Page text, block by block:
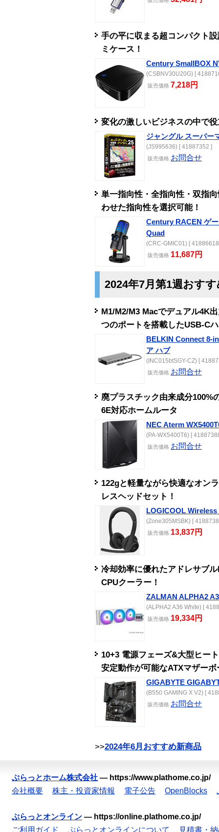
手の平に収まる超コンパクト
ミケース！
Century SmallBOX
(CSBNV30U20G) [
販売価格 7,218円
変化の激しいビジネスの中で
ジャングル スーパー
(JS995636) [ 41887352 ]
販売価格 お問合せ
単一指向性・全指向性・双指
わせた指向性を選択可能！
Century RACEN ゲ
Quad
(CRC-GMIC01) [
販売価格 11,687円
2024年7月第1週おす
M1/M2/M3 Macでデュアル4K
つのポートを搭載したUSB-C
BELKIN Connect 8-
ア ハブ
(INC015btSGY-CZ) [
販売価格 お問合せ
廃プラスチック由来成分100%
6E対応ホームルータ
NEC Aterm
(PA-WX5400T6) [
販売価格 お問合せ
122gと軽量ながら快適なオン
レスヘッドセット！
LOGICOOL
(Zone305MSBK) [
販売価格 13,837円
冷却効率に優れたアドレサブ
CPUクーラー！
ZALMAN ALPHA2
(ALPHA2 A36 White) [
販売価格 19,334円
10+3 電源フェーズ&大型ヒー
安定動作が可能なATXマザーボ
GIGABYTE
(B550 GAMING X V2) [
販売価格 お問合せ
>>2024年6月おすすめ新商品
ぷらっとホーム株式会社 — https://www.plathome.co.jp/
会社概要
株主・投資家情報 電子公告 OpenBlocks
ぷらっとオンライン — https://online.plathome.co.jp/
ご利用ガイド
ぷらっとオンラインについて
見積書・